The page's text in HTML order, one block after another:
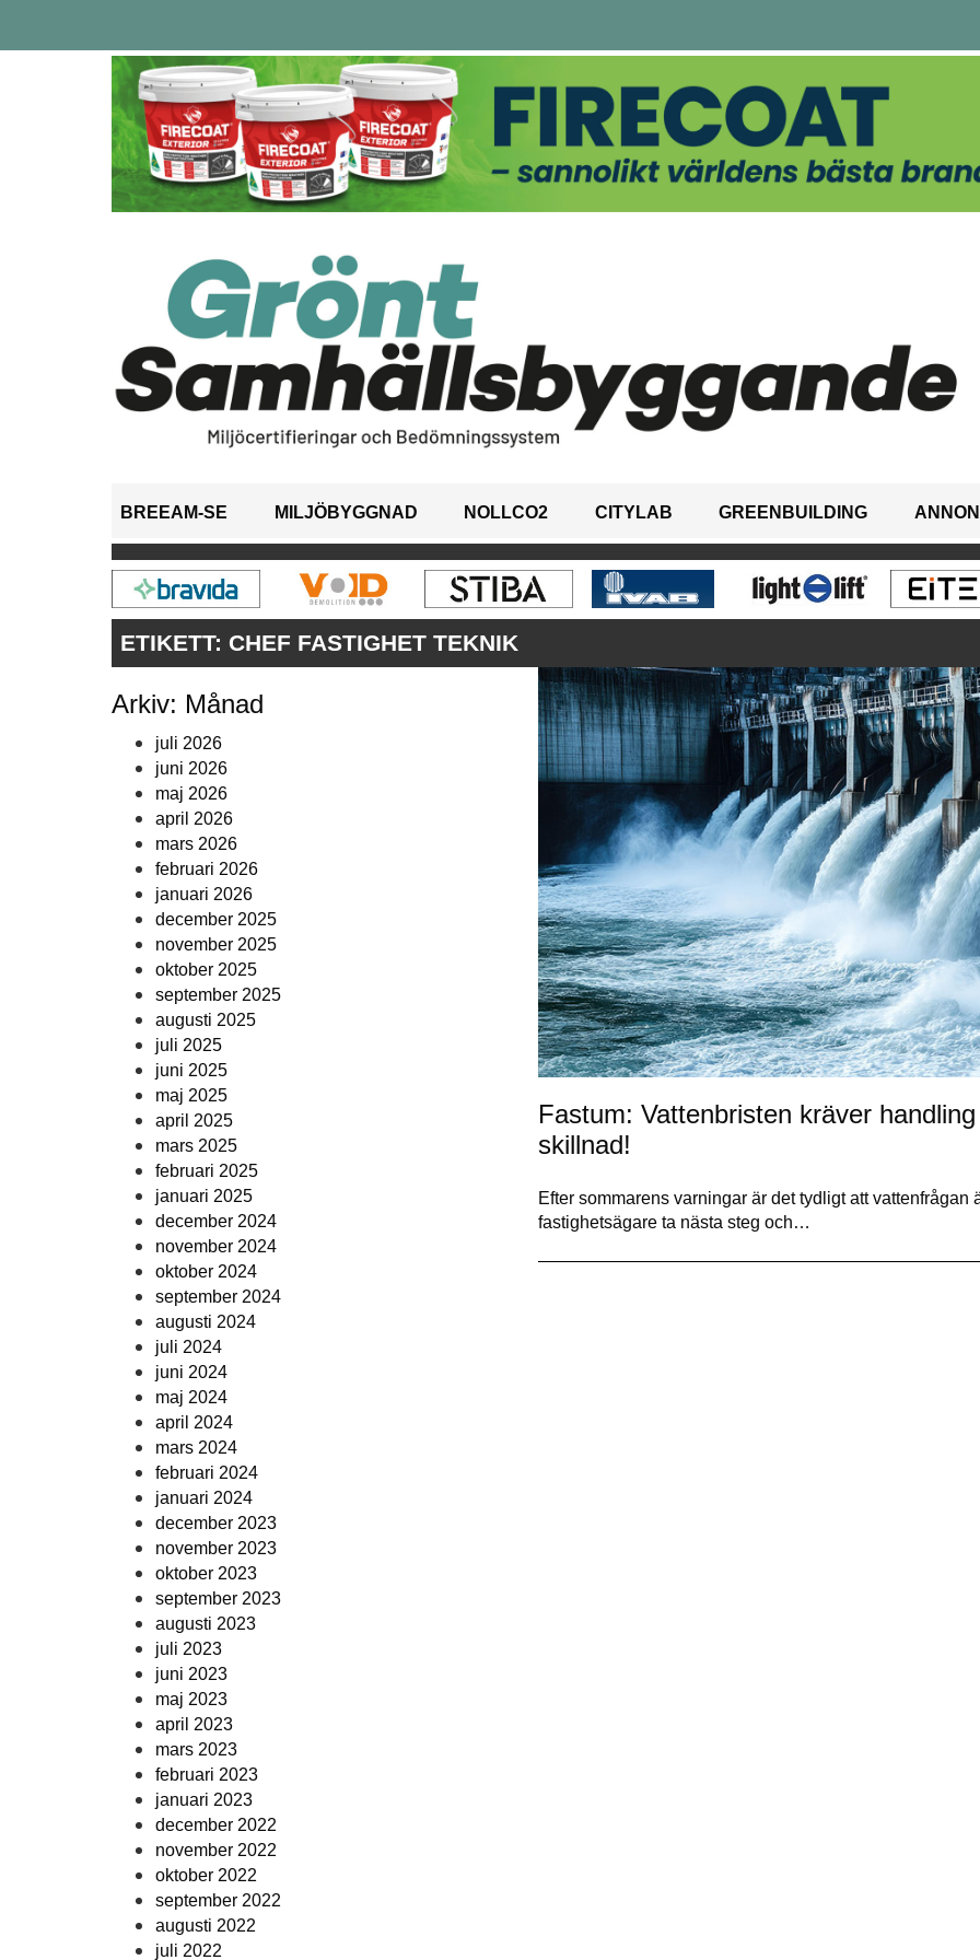
BREEAM-SE MILJÖBYGGNAD NOLLCO2 CITYLAB GREENBUILDING
ETIKETT: CHEF FASTIGHET TEKNIK
Arkiv: Månad
juli 2026
juni 2026
maj 2026
april 2026
mars 2026
februari 2026
januari 2026
december 2025
november 2025
oktober 2025
september 2025
augusti 2025
juli 2025
juni 2025
maj 2025
april 2025
mars 2025
februari 2025
januari 2025
december 2024
november 2024
oktober 2024
september 2024
augusti 2024
juli 2024
juni 2024
maj 2024
april 2024
mars 2024
februari 2024
januari 2024
december 2023
november 2023
oktober 2023
september 2023
augusti 2023
juli 2023
juni 2023
maj 2023
april 2023
mars 2023
februari 2023
januari 2023
december 2022
november 2022
oktober 2022
september 2022
augusti 2022
juli 2022
Fastum: Vattenbristen kräver
skillnad!
Efter sommarens varningar är det tydligt att
fastighetsägare ta nästa steg och…